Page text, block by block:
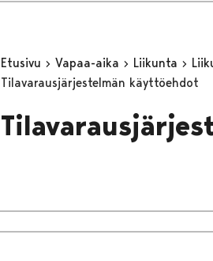
Etusivu Vapaa-aika Liikunta
Tilavarausjärjestelmän käyttöehdot